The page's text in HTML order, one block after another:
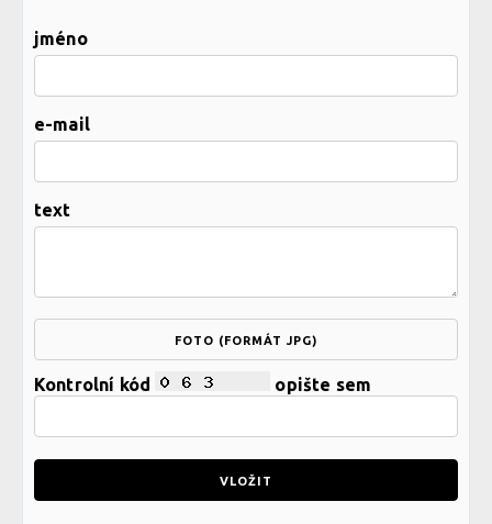
jméno
e-mail
text
FOTO (FORMÁT JPG)
Kontrolní kód opište sem